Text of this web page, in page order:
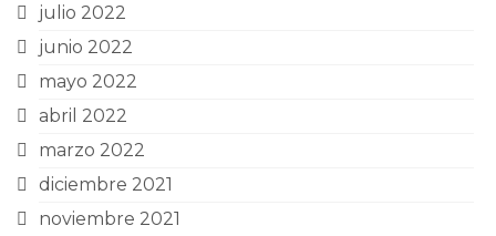
julio 2022
junio 2022
mayo 2022
abril 2022
marzo 2022
diciembre 2021
noviembre 2021